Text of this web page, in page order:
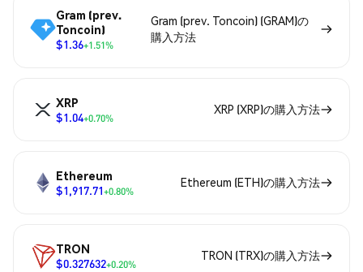
Gram (prev.
Toncoin)
$1.36+1.51%
Gram (prev. Toncoin) (GRAM)の
購入方法
XRP
$1.04+0.70%
XRP (XRP)の購入方法
Ethereum
$1,917.71+0.80%
Ethereum (ETH)の購入方法
TRON
$0.327632+0.20%
TRON (TRX)の購入方法